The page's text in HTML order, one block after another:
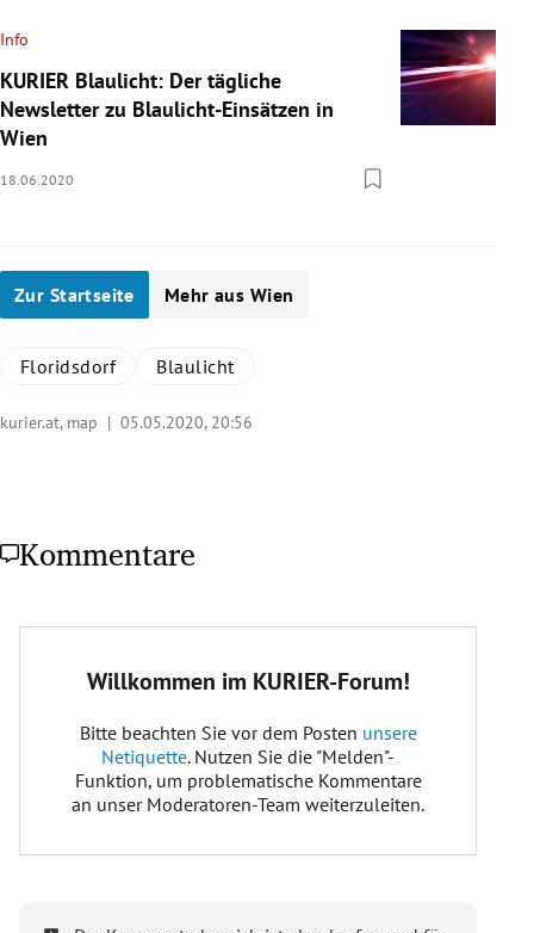
Info
KURIER Blaulicht: Der tägliche
Newsletter zu Blaulicht-Einsätzen in
Wien
18.06.2020
Zur Startseite Mehr aus Wien
Floridsdorf Blaulicht
kurier.at, map | 05.05.2020, 20:56
Kommentare